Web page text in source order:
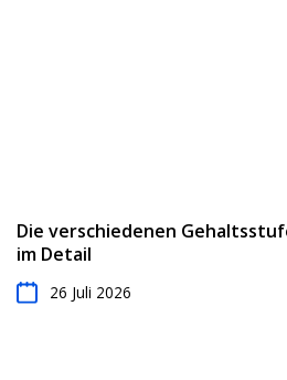
Die verschiedenen
im Detail
26 Juli 2026